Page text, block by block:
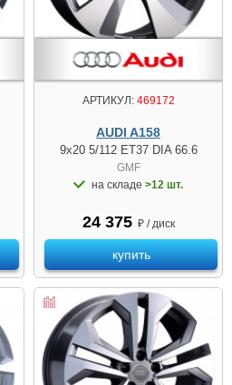
АРТИКУЛ:469172
AUDI A158
9x20 5/112 ET37 DIA 66.6
GMF
на складе >12 шт.
24 375 ₽ / диск
купить